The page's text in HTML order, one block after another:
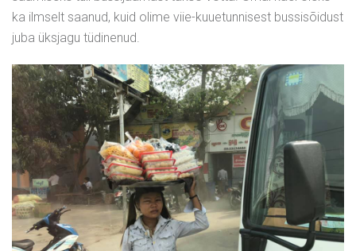
ka ilmselt saanud, kuid olime viie-kuuetunnisest bussisõidust
juba üksjagu tüdinenud.